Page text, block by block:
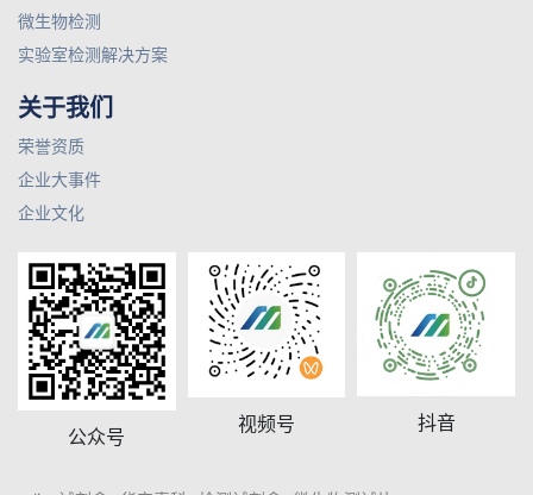
微生物检测
实验室检测解决方案
关于我们
荣誉资质
企业大事件
企业文化
公众号
视频号 抖音